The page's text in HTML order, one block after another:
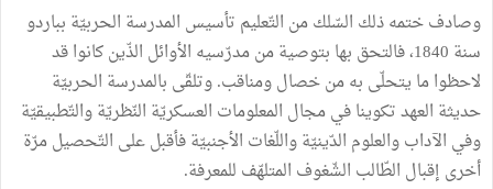
وصادف ختمه ذلك السّلك من التّعليم تأسيس المدرسة الحربيّة بباردو
سنة 1840، فالتحق بها بتوصية من مدرّسيه الأوائل الذّين كانوا قد
لاحظوا ما يتحلّى به من خصال ومناقب. وتلقّى بالمدرسة الحربيّة
حديثة العهد تكوينا في مجال المعلومات العسكريّة النّظريّة والتّطبيقيّة
وفي الآداب والعلوم الدّينيّة واللّغات الأجنبيّة فأقبل على التّحصيل مرّة
أخرى إقبال الطّالب الشّغوف المتلهّف للمعرفة.